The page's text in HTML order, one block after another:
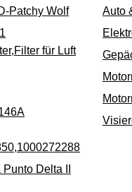
Patchy Wolf
für Luft
Delta II
Auto